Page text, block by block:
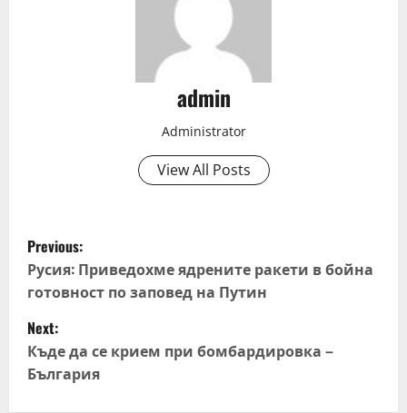
admin
Administrator
View All Posts
P
o
s
t
n
Previous:
Русия: Приведохме ядрените ракети в бойна
готовност по заповед на Путин
Next:
Къде да се крием при бомбардировка –
България